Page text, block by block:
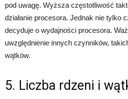
pod uwagę. Wyższa częstotliwość
działanie procesora. Jednak nie tylko
decyduje o wydajności procesora.
uwzględnienie innych czynników,
wątków.
5. Liczba rdzeni i